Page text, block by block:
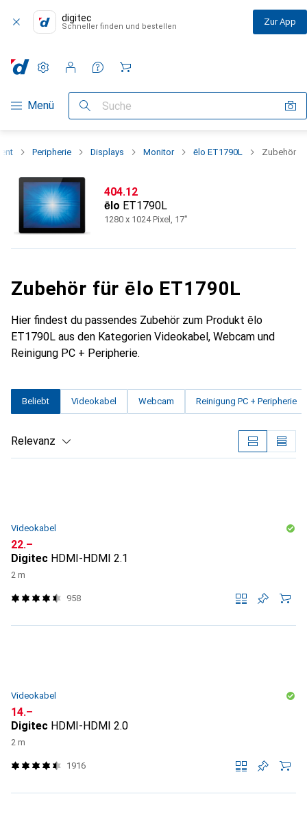
digitec
Schneller finden und bestellen Zur App
Navigation nach Kategorien
Menü Suche
Einstellungen
Kundenkonto
Vergleichslisten
Merklisten
Warenkorb
Peripherie Displays Monitor ēlo ET1790L Zubehör
CHF
404.12
ēlo ET1790L
1280 x 1024 Pixel, 17"
Zubehör für ēlo ET1790L
Hier findest du passendes Zubehör zum Produkt ēlo
ET1790L aus den Kategorien Videokabel, Webcam und
Reinigung PC + Peripherie.
Beliebt Videokabel Webcam Reinigung PC + Peripherie
Relevanz
Videokabel
CHF
22.–
Digitec HDMI-HDMI 2.1
2 m
958
Videokabel
CHF
14.–
Digitec HDMI-HDMI 2.0
2 m
1916